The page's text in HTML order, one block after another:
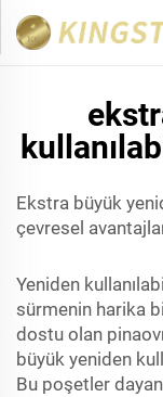
Ekstra büyük
çevresel
Yeniden
sürmenin harika
dostu olan
büyük yeniden
Bu poşetler